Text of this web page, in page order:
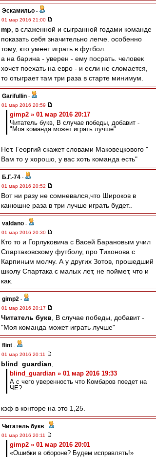
Эскамильо -
01 мар 2016 21:00
mp , в слаженной и сыгранной годами команде
показать себя значительно легче. особенно
тому, кто умеет играть в футбол.
а на барина - уверен - ему посрать. человек
хочет поехать на евро - и если не сломается,
то отыграет там три раза в старте минимум.
Garifullin -
01 мар 2016 20:59
gimp2 » 01 мар 2016 20:17
Читатель букв, В случае победы, добавит -
"Моя команда может играть лучше"
Нет. Георгий скажет словами Маковецкового "
Вам то у хорошо, у вас хоть команда есть"
Б.Г.-74 -
01 мар 2016 20:52
Вот ни разу не сомневался,что Широков в
канюшне раза в три лучше играть будет..
valdano -
01 мар 2016 20:30
Кто то и Горлуковича с Васей Барановым учил
Спартаковскому футболу, про Тихонова с
Карпиным молчу. А у других Зотов, прошедший
школу Спартака с малых лет, не поймет, что и
как.
gimp2 -
01 мар 2016 20:17
Читатель букв , В случае победы, добавит -
"Моя команда может играть лучше"
flint -
01 мар 2016 20:11
blind_guardian
blind_guardian » 01 мар 2016 19:33
А с чего уверенность что Комбаров поедет на
ЧЕ?
кэф в конторе на это 1,25.
Читатель букв -
01 мар 2016 20:11
gimp2 » 01 мар 2016 20:01
«Ошибки в обороне? Будем исправлять!»